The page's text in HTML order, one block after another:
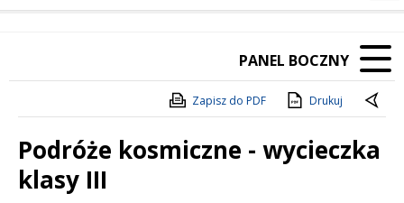
PANEL BOCZNY
Zapisz do PDF Drukuj
Podróże kosmiczne - wycieczka
klasy III